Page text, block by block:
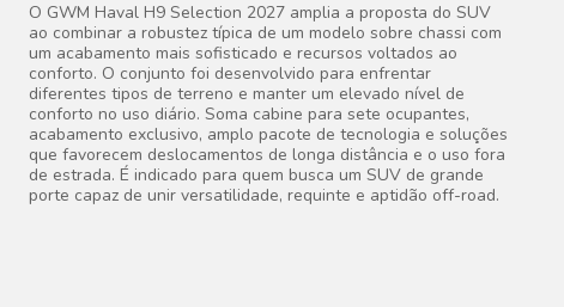
O GWM Haval H9 Selection 2027 amplia a proposta do SUV
ao combinar a robustez típica de um modelo sobre chassi com
um acabamento mais sofisticado e recursos voltados ao
conforto. O conjunto foi desenvolvido para enfrentar
diferentes tipos de terreno e manter um elevado nível de
conforto no uso diário. Soma cabine para sete ocupantes,
acabamento exclusivo, amplo pacote de tecnologia e soluções
que favorecem deslocamentos de longa distância e o uso fora
de estrada. É indicado para quem busca um SUV de grande
porte capaz de unir versatilidade, requinte e aptidão off-road.